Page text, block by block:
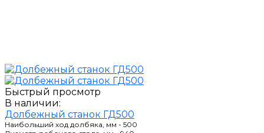
Быстрый просмотр
В наличии:
Долбежный станок ГД500
Наибольший ход долбяка, мм - 500